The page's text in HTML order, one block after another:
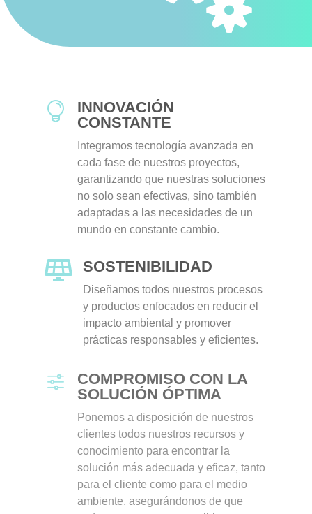

INNOVACIÓN
CONSTANTE
Integramos tecnología avanzada en
cada fase de nuestros proyectos,
garantizando que nuestras soluciones
no solo sean efectivas, sino también
adaptadas a las necesidades de un
mundo en constante cambio.
 SOSTENIBILIDAD
Diseñamos todos nuestros procesos
y productos enfocados en reducir el
impacto ambiental y promover
prácticas responsables y eficientes.
f
COMPROMISO CON LA
SOLUCIÓN ÓPTIMA
Ponemos a disposición de nuestros
clientes todos nuestros recursos y
conocimiento para encontrar la
solución más adecuada y eficaz, tanto
para el cliente como para el medio
ambiente, asegurándonos de que